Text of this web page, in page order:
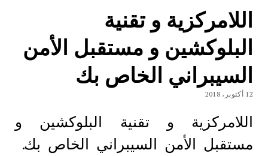
اللامركزية و تقنية
البلوكشين و مستقبل الأمن
السيبراني الخاص بك
12 أكتوبر، 2018
اللامركزية و تقنية البلوكشين و
مستقبل الأمن السيبراني الخاص بك.